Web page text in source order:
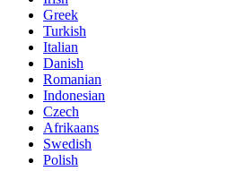
Greek
Turkish
Italian
Danish
Romanian
Indonesian
Czech
Afrikaans
Swedish
Polish